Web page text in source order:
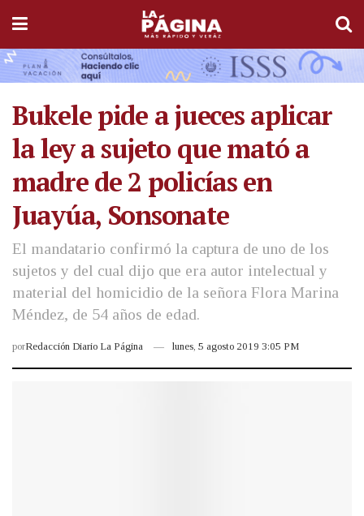
Bukele pide a jueces aplicar
la ley a sujeto que mató a
madre de 2 policías en
Juayúa, Sonsonate
El mandatario confirmó la captura de uno de los
sujetos y del cual dijo que era autor intelectual y
material del homicidio de la señora Flora Marina
Méndez, de 54 años de edad.
porRedacción Diario La Página lunes, 5 agosto 2019 3:05 PM